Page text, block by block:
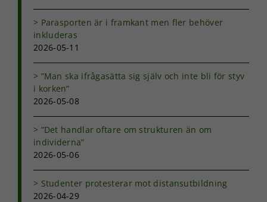
Parasporten är i framkant men fler behöver
inkluderas
2026-05-11
”Man ska ifrågasätta sig själv och inte bli för styv
i korken”
2026-05-08
”Det handlar oftare om strukturen än om
individerna”
2026-05-06
Studenter protesterar mot distansutbildning
2026-04-29
baserat på
hur
hemsida ska
prestera så
Om du nekar
de här